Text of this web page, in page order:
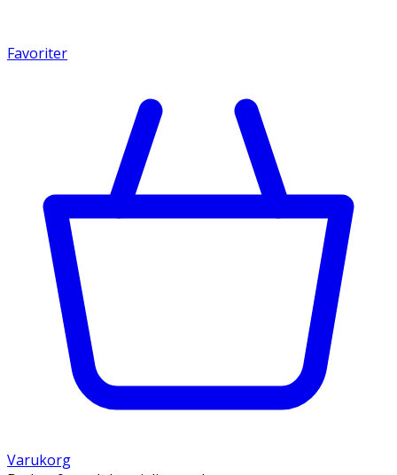
Favoriter
Varukorg